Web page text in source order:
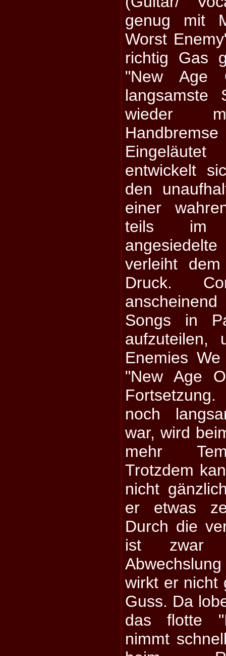
genug mit
Worst
richtig Gas
"New Age
langsamste
wieder
entwickelt
den
einer
teils im
verleiht
Druck.
Songs in
aufzuteilen,
Enemies
"New Age
noch
war, wird
mehr
Trotzdem
nicht
er etwas
Durch die
ist zwar
wirkt er nicht
Guss. Da
das flotte
nimmt